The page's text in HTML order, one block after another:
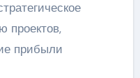
проектов,
прибыли